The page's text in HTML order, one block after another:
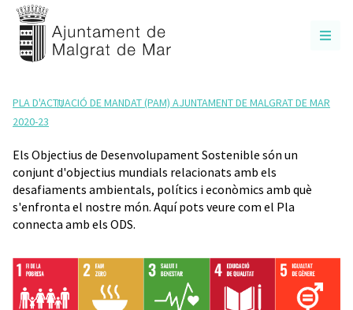
PLA D'ACTUACIÓ DE MANDAT (PAM) AJUNTAMENT DE MALGRAT DE MAR
2020-23
Els Objectius de Desenvolupament Sostenible són un
conjunt d'objectius mundials relacionats amb els
desafiaments ambientals, polítics i econòmics amb què
s'enfronta el nostre món. Aquí pots veure com el Pla
connecta amb els ODS.